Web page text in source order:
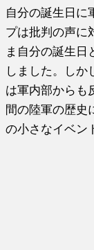
自分の誕生日に
プは批判の声に
ま自分の誕生日
しました。しか
は軍内部からも
間の陸軍の歴史
の小さなイベン